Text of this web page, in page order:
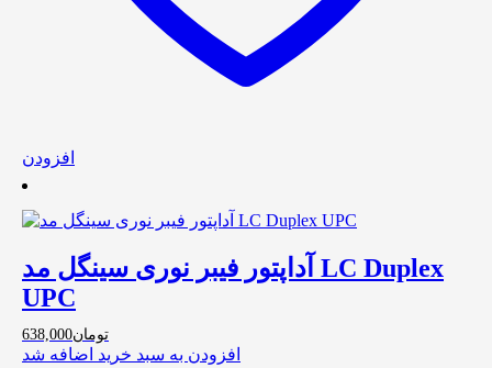
افزودن
آداپتور فیبر نوری سینگل مد LC Duplex
UPC
تومان638,000
افزودن به سبد خرید اضافه شد